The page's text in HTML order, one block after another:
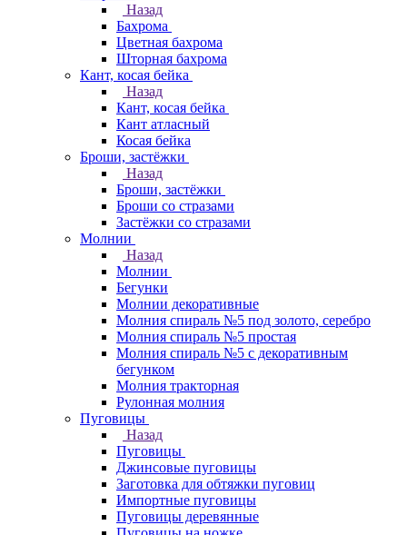
Назад
Бахрома
Цветная бахрома
Шторная бахрома
Кант, косая бейка
Назад
Кант, косая бейка
Кант атласный
Косая бейка
Броши, застёжки
Назад
Броши, застёжки
Броши со стразами
Застёжки со стразами
Молнии
Назад
Молнии
Бегунки
Молнии декоративные
Молния спираль №5 под золото, серебро
Молния спираль №5 простая
Молния спираль №5 с декоративным
бегунком
Молния тракторная
Рулонная молния
Пуговицы
Назад
Пуговицы
Джинсовые пуговицы
Заготовка для обтяжки пуговиц
Импортные пуговицы
Пуговицы деревянные